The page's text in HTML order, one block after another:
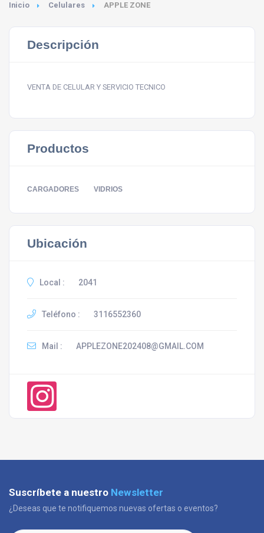
Inicio Celulares APPLE ZONE
Descripción
VENTA DE CELULAR Y SERVICIO TECNICO
Productos
CARGADORES VIDRIOS
Ubicación
Local : 2041
Teléfono : 3116552360
Mail : APPLEZONE202408@GMAIL.COM
Suscríbete a nuestro Newsletter
¿Deseas que te notifiquemos nuevas ofertas o eventos?